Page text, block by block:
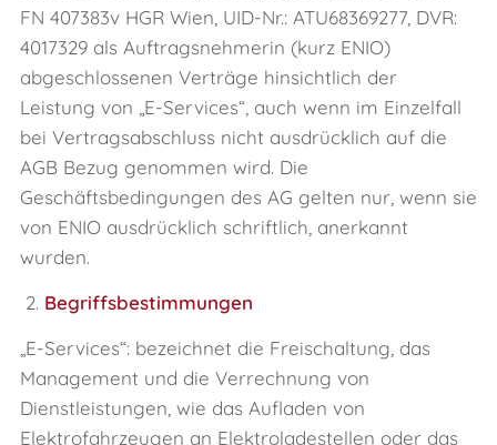
FN 407383v HGR Wien, UID-Nr.: ATU68369277, DVR:
4017329 als Auftragsnehmerin (kurz ENIO)
abgeschlossenen Verträge hinsichtlich der
Leistung von „E‑Services“, auch wenn im Einzelfall
bei Vertragsabschluss nicht ausdrücklich auf die
AGB Bezug genommen wird. Die
Geschäftsbedingungen des AG gelten nur, wenn sie
von ENIO ausdrücklich schriftlich, anerkannt
wurden.
2. Begriffsbestimmungen
„E‑Services“: bezeichnet die Freischaltung, das
Management und die Verrechnung von
Dienstleistungen, wie das Aufladen von
Elektrofahrzeugen an Elektroladestellen oder das